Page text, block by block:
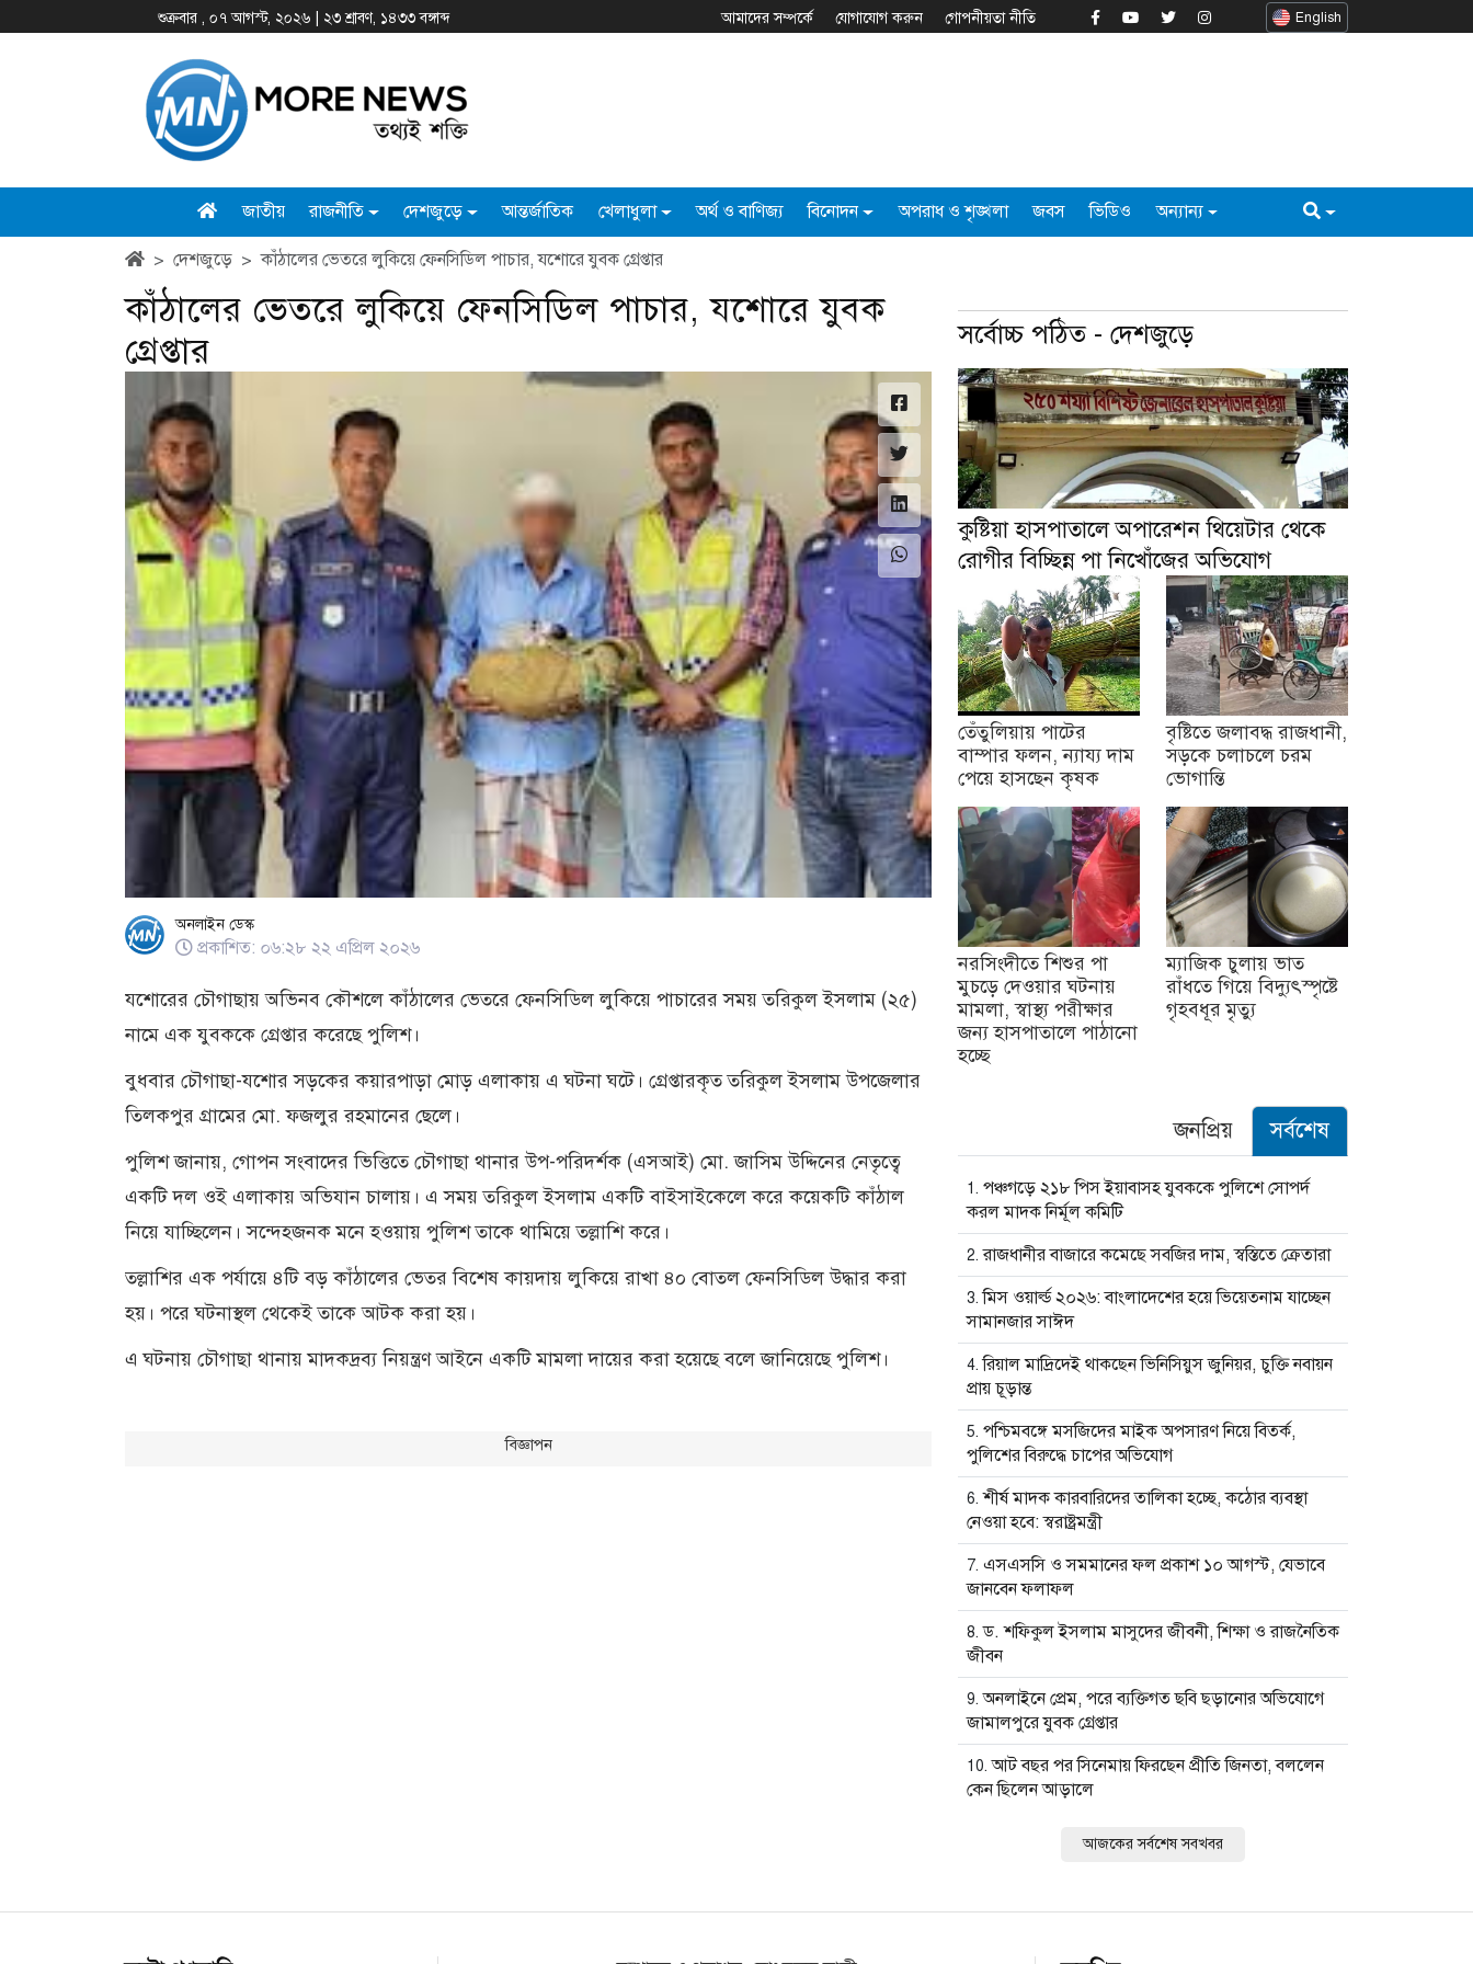
শুক্রবার , ০৭ আগস্ট, ২০২৬ | ২৩ শ্রাবণ, ১৪৩৩ বঙ্গাব্দ আমাদের সম্পর্কে যোগাযোগ করুন গোপনীয়তা নীতি English
জাতীয় রাজনীতি দেশজুড়ে আন্তর্জাতিক খেলাধুলা অর্থ ও বাণিজ্য বিনোদন অপরাধ ও শৃঙ্খলা জবস ভিডিও অন্যান্য
দেশজুড়ে কাঁঠালের ভেতরে লুকিয়ে ফেনসিডিল পাচার, যশোরে যুবক গ্রেপ্তার
কাঁঠালের ভেতরে লুকিয়ে ফেনসিডিল পাচার, যশোরে যুবক
গ্রেপ্তার
অনলাইন ডেস্ক
প্রকাশিত: ০৬:২৮ ২২ এপ্রিল ২০২৬
যশোরের চৌগাছায় অভিনব কৌশলে কাঁঠালের ভেতরে ফেনসিডিল লুকিয়ে পাচারের সময় তরিকুল ইসলাম (২৫)
নামে এক যুবককে গ্রেপ্তার করেছে পুলিশ।
বুধবার চৌগাছা-যশোর সড়কের কয়ারপাড়া মোড় এলাকায় এ ঘটনা ঘটে। গ্রেপ্তারকৃত তরিকুল ইসলাম উপজেলার
তিলকপুর গ্রামের মো. ফজলুর রহমানের ছেলে।
পুলিশ জানায়, গোপন সংবাদের ভিত্তিতে চৌগাছা থানার উপ-পরিদর্শক (এসআই) মো. জাসিম উদ্দিনের নেতৃত্বে
একটি দল ওই এলাকায় অভিযান চালায়। এ সময় তরিকুল ইসলাম একটি বাইসাইকেলে করে কয়েকটি কাঁঠাল
নিয়ে যাচ্ছিলেন। সন্দেহজনক মনে হওয়ায় পুলিশ তাকে থামিয়ে তল্লাশি করে।
তল্লাশির এক পর্যায়ে ৪টি বড় কাঁঠালের ভেতর বিশেষ কায়দায় লুকিয়ে রাখা ৪০ বোতল ফেনসিডিল উদ্ধার করা
হয়। পরে ঘটনাস্থল থেকেই তাকে আটক করা হয়।
এ ঘটনায় চৌগাছা থানায় মাদকদ্রব্য নিয়ন্ত্রণ আইনে একটি মামলা দায়ের করা হয়েছে বলে জানিয়েছে পুলিশ।
বিজ্ঞাপন
সর্বোচ্চ পঠিত - দেশজুড়ে
কুষ্টিয়া হাসপাতালে অপারেশন থিয়েটার থেকে
রোগীর বিচ্ছিন্ন পা নিখোঁজের অভিযোগ
তেঁতুলিয়ায় পাটের
বাম্পার ফলন, ন্যায্য দাম
পেয়ে হাসছেন কৃষক
বৃষ্টিতে জলাবদ্ধ রাজধানী,
সড়কে চলাচলে চরম
ভোগান্তি
নরসিংদীতে শিশুর পা
মুচড়ে দেওয়ার ঘটনায়
মামলা, স্বাস্থ্য পরীক্ষার
জন্য হাসপাতালে পাঠানো
হচ্ছে
ম্যাজিক চুলায় ভাত
রাঁধতে গিয়ে বিদ্যুৎস্পৃষ্টে
গৃহবধূর মৃত্যু
জনপ্রিয় সর্বশেষ
পঞ্চগড়ে ২১৮ পিস ইয়াবাসহ যুবককে পুলিশে সোপর্দ
করল মাদক নির্মূল কমিটি
রাজধানীর বাজারে কমেছে সবজির দাম, স্বস্তিতে ক্রেতারা
মিস ওয়ার্ল্ড ২০২৬: বাংলাদেশের হয়ে ভিয়েতনাম যাচ্ছেন
সামানজার সাঈদ
রিয়াল মাদ্রিদেই থাকছেন ভিনিসিয়ুস জুনিয়র, চুক্তি নবায়ন
প্রায় চূড়ান্ত
পশ্চিমবঙ্গে মসজিদের মাইক অপসারণ নিয়ে বিতর্ক,
পুলিশের বিরুদ্ধে চাপের অভিযোগ
শীর্ষ মাদক কারবারিদের তালিকা হচ্ছে, কঠোর ব্যবস্থা
নেওয়া হবে: স্বরাষ্ট্রমন্ত্রী
এসএসসি ও সমমানের ফল প্রকাশ ১০ আগস্ট, যেভাবে
জানবেন ফলাফল
ড. শফিকুল ইসলাম মাসুদের জীবনী, শিক্ষা ও রাজনৈতিক
জীবন
অনলাইনে প্রেম, পরে ব্যক্তিগত ছবি ছড়ানোর অভিযোগে
জামালপুরে যুবক গ্রেপ্তার
আট বছর পর সিনেমায় ফিরছেন প্রীতি জিনতা, বললেন
কেন ছিলেন আড়ালে
আজকের সর্বশেষ সবখবর